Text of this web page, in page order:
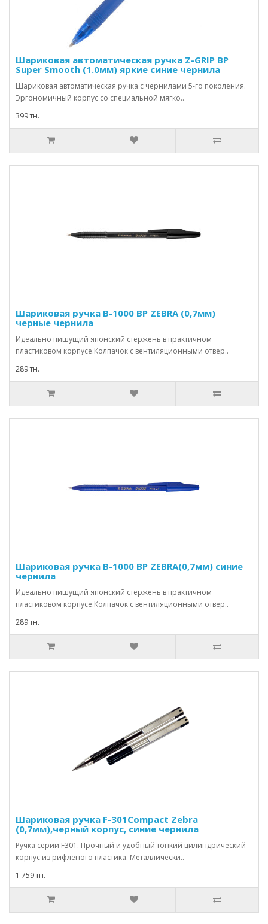
Шариковая автоматическая ручка Z-GRIP BP
Super Smooth (1.0мм) яркие синие чернила
Шариковая автоматическая ручка с чернилами 5-го поколения.
Эргономичный корпус со специальной мягко..
399 тн.
Шариковая ручка B-1000 BP ZEBRA (0,7мм)
черные чернила
Идеально пишущий японский стержень в практичном
пластиковом корпусе.Колпачок с вентиляционными отвер..
289 тн.
Шариковая ручка B-1000 BP ZEBRA(0,7мм) синие
чернила
Идеально пишущий японский стержень в практичном
пластиковом корпусе.Колпачок с вентиляционными отвер..
289 тн.
Шариковая ручка F-301Compact Zebra
(0,7мм),черный корпус, синие чернила
Ручка серии F301. Прочный и удобный тонкий цилиндрический
корпус из рифленого пластика. Металлически..
1 759 тн.